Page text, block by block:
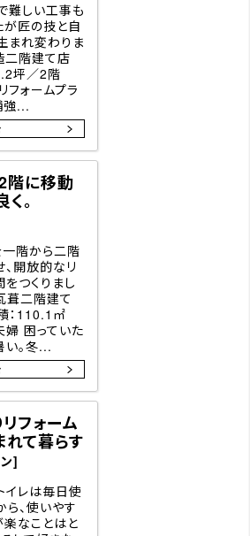
難しい工事も
が匠の技と自
まれ変わりま
二階建て店
坪／2階
ォームプラ
強...
階に移動
。
一階から二階
、開放的なリ
つくりまし
葺二階建て
：110.1㎡
婦 困っていた
。冬...
フォーム
て暮らす
]
イレは毎日使
、使いやす
楽なことはと